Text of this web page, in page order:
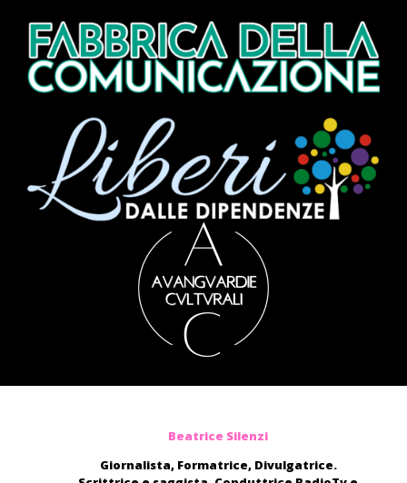
Beatrice Silenzi
Giornalista, Formatrice, Divulgatrice.